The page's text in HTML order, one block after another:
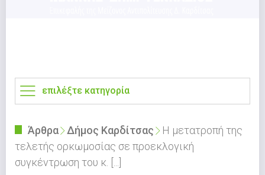
επιλέξτε κατηγορία
Άρθρα Δήμος Καρδίτσας
Η μετατροπή της
τελετής ορκωμοσίας σε προεκλογική
συγκέντρωση του κ. [...]